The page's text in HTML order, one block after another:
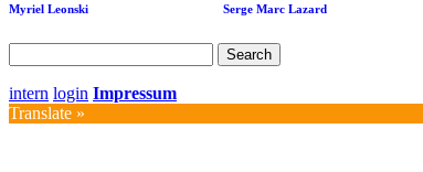
Myriel Leonski Serge Marc Lazard
for:
intern login Impressum
Translate »